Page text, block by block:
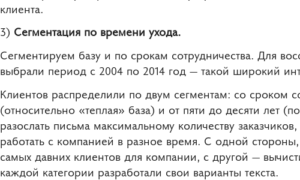
клиента.
3) Сегментация по времени ухода.
Сегментируем базу и по срокам сотрудничества. Для
выбрали период с 2004 по 2014 год — такой широкий
Клиентов распределили по двум сегментам: со сроком
(относительно «теплая» база) и от пяти до десяти лет
разослать письма максимальному количеству
работать с компанией в разное время. С одной
самых давних клиентов для компании, с другой —
каждой категории разработали свои варианты текста.